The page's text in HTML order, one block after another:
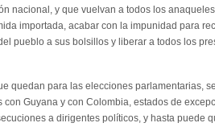
nacional, y que vuelvan a todos los
importada, acabar con la impunidad para
pueblo a sus bolsillos y liberar a todos los
quedan para las elecciones parlamentarias,
Guyana y con Colombia, estados de
a dirigentes políticos, y hasta puede